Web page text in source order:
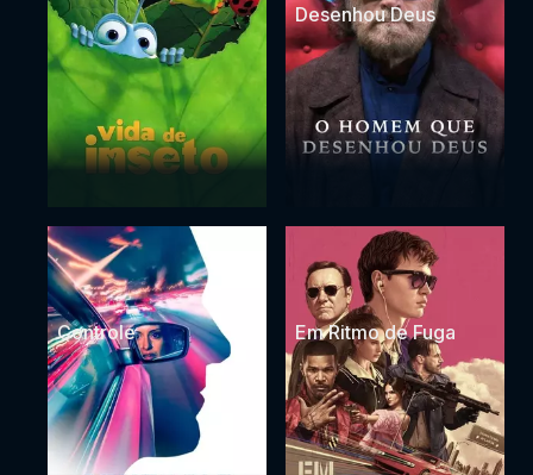
Desenhou Deus
Controle Em Ritmo de Fuga